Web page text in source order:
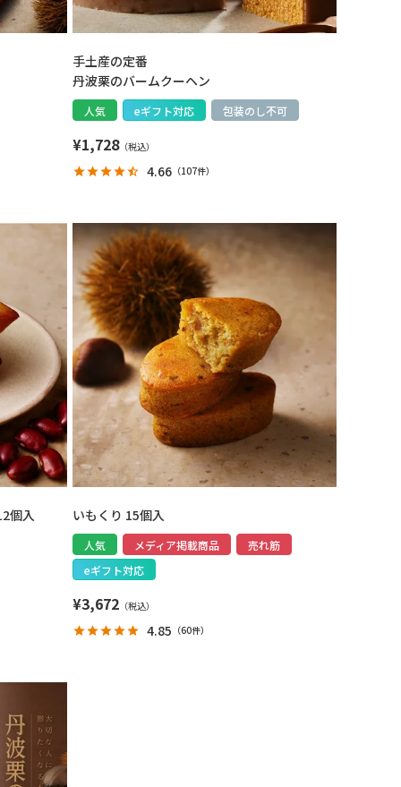
手土産の定番
丹波栗のバームクーヘン
人気 eギフト対応 包装のし不可
¥1,728
4.66（107件）
個入 いもくり 15個入
人気 メディア掲載商品
売れ筋
eギフト対応
¥3,672
4.85 （60件）